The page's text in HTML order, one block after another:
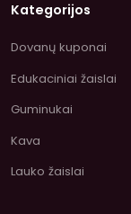
Kategorijos
Dovanų kuponai
Edukaciniai žaislai
Guminukai
Kava
Lauko žaislai